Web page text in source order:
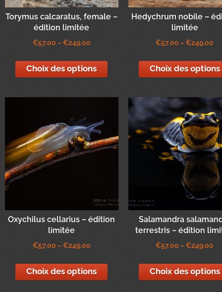
Torymus calcaratus, female –
édition limitée
€57,00 –€249,00
Choix des options
Hedychrum nobile –
limitée
€57,00 –€249,00
Choix des options
Oxychilus cellarius – édition
limitée
€57,00 –€249,00
Choix des options
Salamandra
terrestris – édition
€57,00 –€249,00
Choix des options